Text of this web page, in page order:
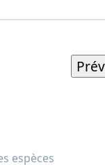
espèces